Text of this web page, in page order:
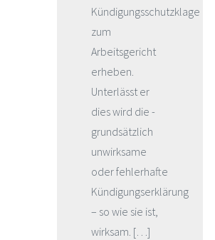
Kündigungsschutzklage
zum
Arbeitsgericht
erheben.
Unterlässt er
dies wird die -
grundsätzlich
unwirksame
oder fehlerhafte
Kündigungserklärung
– so wie sie ist,
wirksam. […]